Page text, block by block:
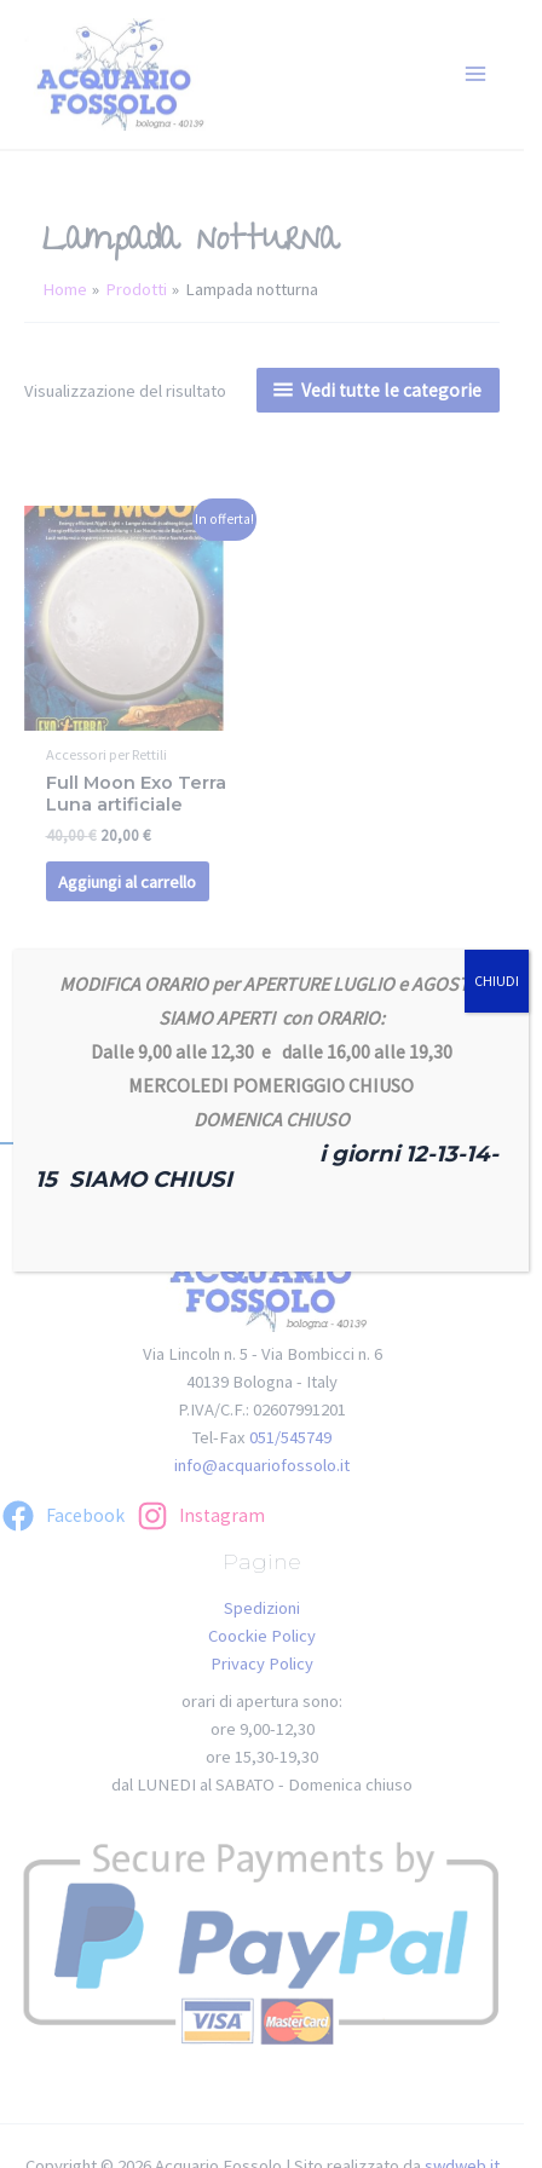
Lampada notturna
Home Prodotti Lampada notturna
Visualizzazione del risultato Vedi tutte le categorie
In offerta!
Accessori per Rettili
Full Moon Exo Terra
Luna artificiale
40,00€ 20,00€
Aggiungi al carrello
Via Lincoln n. 5 - Via Bombicci n. 6
40139 Bologna - Italy
P.IVA/C.F.: 02607991201
Tel-Fax 051/545749
info@acquariofossolo.it
Facebook Instagram
Pagine
Spedizioni
Coockie Policy
Privacy Policy
orari di apertura sono:
ore 9,00-12,30
ore 15,30-19,30
dal LUNEDI al SABATO - Domenica chiuso
MODIFICA ORARIO per APERTURE LUGLIO e AGOSTO
SIAMO APERTI con ORARIO:
Dalle 9,00 alle 12,30 e dalle 16,00 alle 19,30
MERCOLEDI POMERIGGIO CHIUSO
DOMENICA CHIUSO
i giorni 12-13-14-
15 SIAMO CHIUSI
CHIUDI